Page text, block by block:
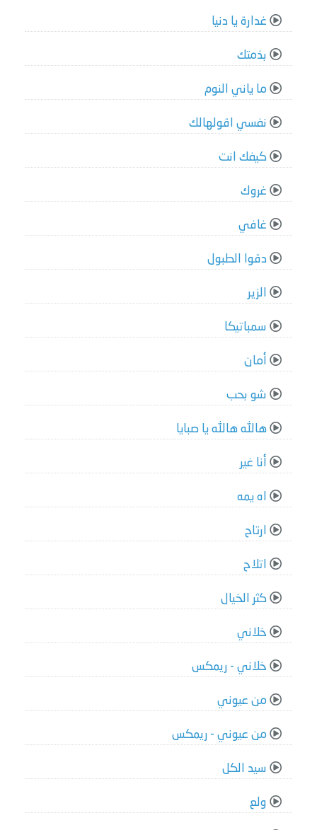
غدارة يا دنيا
بذمتك
ما ياني النوم
نفسي اقولهالك
كيفك انت
غروك
غافي
دقوا الطبول
الزير
سمباتيكا
أمان
شو بحب
هالله هالله يا صبايا
أنا غير
اه يمه
ارتاح
اتلاح
كثر الخيال
خلاني
خلاني - ريمكس
من عيوني
من عيوني - ريمكس
سيد الكل
ولع